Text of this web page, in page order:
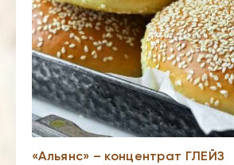
«Альянс» – концентрат ГЛЕЙЗ